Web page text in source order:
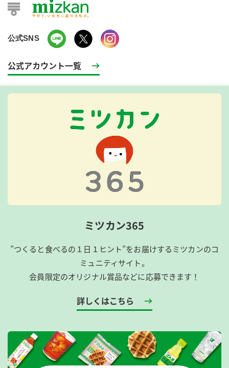
公式SNS
公式アカウント一覧
ミツカン365
”つくると食べるの１日１ヒント”をお届けするミツカンのコ
ミュニティサイト。
会員限定のオリジナル賞品などに応募できます！
詳しくはこちら